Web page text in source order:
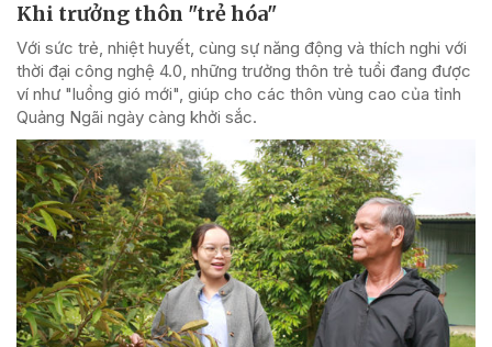
Khi trưởng thôn "trẻ hóa"
Với sức trẻ, nhiệt huyết, cùng sự năng động và thích nghi với
thời đại công nghệ 4.0, những trưởng thôn trẻ tuổi đang được
ví như "luồng gió mới", giúp cho các thôn vùng cao của tỉnh
Quảng Ngãi ngày càng khởi sắc.